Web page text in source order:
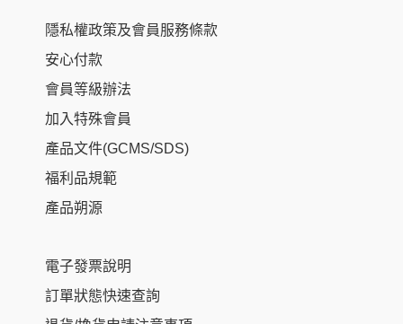
隱私權政策及會員服務條款
安心付款
會員等級辦法
加入特殊會員
產品文件(GCMS/SDS)
福利品規範
產品朔源
電子發票說明
訂單狀態快速查詢